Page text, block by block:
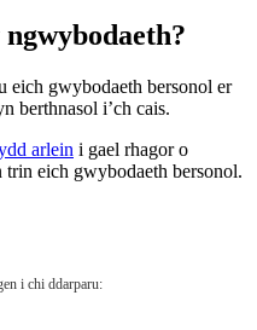
gwybodaeth bersonol er
berthnasol i’ch cais.
arlein i gael rhagor o
eich gwybodaeth bersonol.
i chi ddarparu: